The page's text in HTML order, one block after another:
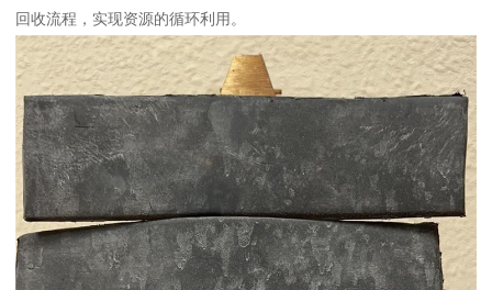
回收流程，实现资源的循环利用。